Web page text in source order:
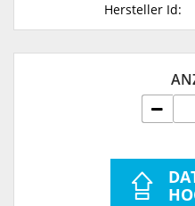
Hersteller Id: